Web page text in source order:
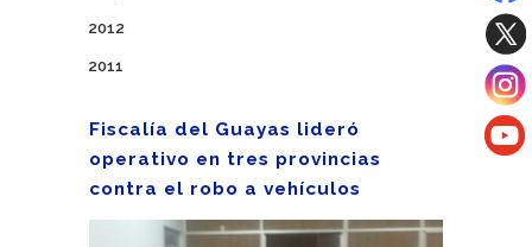
2012
2011
Fiscalía del Guayas lideró
operativo en tres provincias
contra el robo a vehículos